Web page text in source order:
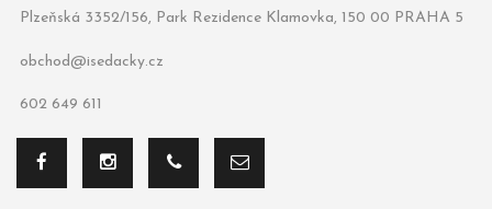
Plzeňská 3352/156, Park Rezidence Klamovka, 150 00 PRAHA 5
obchod@isedacky.cz
602 649 611